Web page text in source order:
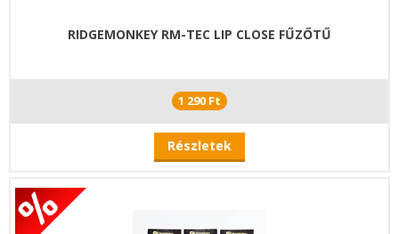
RIDGEMONKEY RM-TEC LIP CLOSE FŰZŐTŰ
1 290 Ft
Részletek